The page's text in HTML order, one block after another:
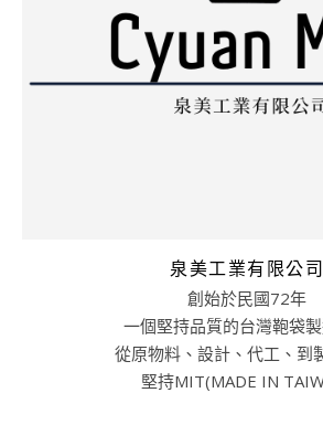
泉美工業有限公司
創始於民國72年
一個堅持品質的台灣鞄袋
從原物料、設計、代工、到
堅持MIT(MADE IN